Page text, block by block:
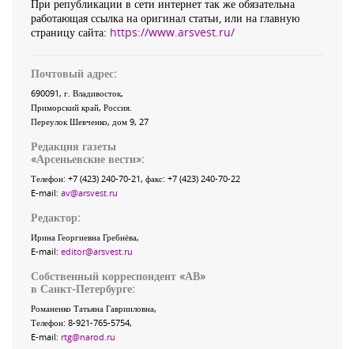
При републикации в сети интернет так же обязательна
работающая ссылка на оригинал статьи, или на главную
страницу сайта: https://www.arsvest.ru/
Почтовый адрес:
690091, г. Владивосток,
Приморский край, Россия
Переулок Шевченко, дом 9, 27
Редакция газеты
«Арсеньевские вести»:
Телефон: +7 (423) 240-70-21, факс: +7 (423) 240-70-22
E-mail: av@arsvest.ru
Редактор:
Ирина Георгиевна Гребнёва,
E-mail: editor@arsvest.ru
Собственный корреспондент «АВ»
в Санкт-Петербурге:
Романенко Татьяна Гаврииловна,
Телефон: 8-921-765-5754,
E-mail: rtg@narod.ru